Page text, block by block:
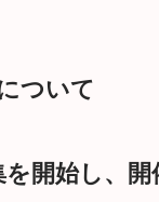
ついて
開始し、開